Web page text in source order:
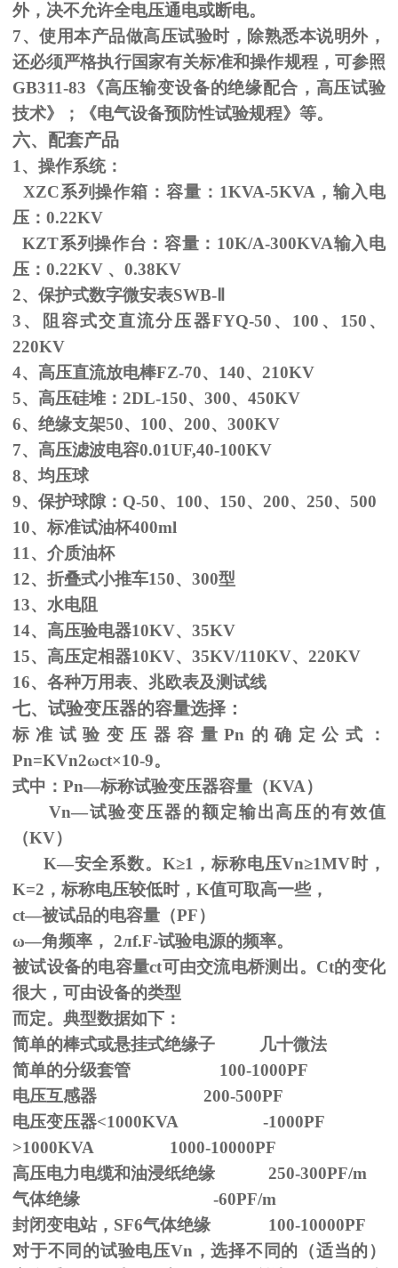
外，决不允许全电压通电或断电。
7、使用本产品做高压试验时，除熟悉本说明外，
还必须严格执行国家有关标准和操作规程，可参照
GB311-83 《高压输变设备的绝缘配合，高压试验
技术》；《电气设备预防性试验规程》等。
六、配套产品
1、操作系统：
XZC系列操作箱：容量： 1KVA-5KVA ，输入电
压： 0.22KV
KZT系列操作台：容量： 10K/A-300KVA输入电
压： 0.22KV 、 0.38KV
2、保护式数字微安表SWB-
3、阻容式交直流分压器FYQ-50 、 100 、 150 、
220KV
4、高压直流放电棒FZ-70、 140、 210KV
5、高压硅堆： 2DL-150、 300、 450KV
6、绝缘支架50、 100、 200、 300KV
7、高压滤波电容0.01UF,40-100KV
8、均压球
9、保护球隙： Q-50、 100、 150、 200、 250、 500
10、标准试油杯400ml
11、介质油杯
12、折叠式小推车150、 300型
13、水电阻
14、高压验电器10KV、 35KV
15、高压定相器10KV、 35KV/110KV、 220KV
16、各种万用表、兆欧表及测试线
七、试验变压器的容量选择：
标准试验变压器容量Pn 的确定公式：
Pn=KVn2ωct×10-9。
式中： Pn—标称试验变压器容量（KVA）
Vn—试验变压器的额定输出高压的有效值
（KV）
K—安全系数。 K≥1，标称电压Vn≥1MV时，
K=2，标称电压较低时，K值可取高一些，
ct—被试品的电容量（PF）
ω—角频率， 2лf.F-试验电源的频率。
被试设备的电容量ct可由交流电桥测出。Ct的变化
很大，可由设备的类型
而定。典型数据如下：
简单的棒式或悬挂式绝缘子 几十微法
简单的分级套管 100-1000PF
电压互感器 200-500PF
电压变压器<1000KVA -1000PF
>1000KVA 1000-10000PF
高压电力电缆和油浸纸绝缘 250-300PF/m
气体绝缘 -60PF/m
封闭变电站，SF6气体绝缘 100-10000PF
对于不同的试验电压Vn ，选择不同的（适当的）